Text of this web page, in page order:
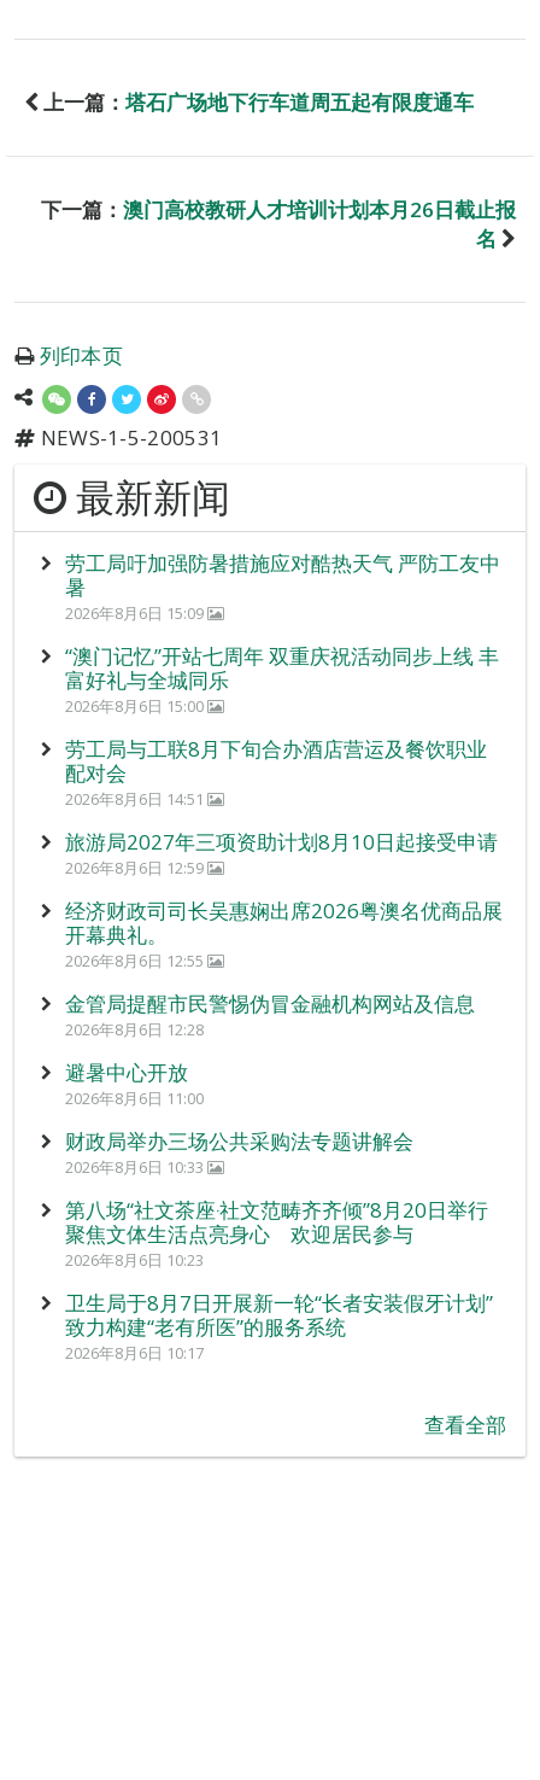
上一篇： 塔石广场地下行车道周五起有限度通车
下一篇： 澳门高校教研人才培训计划本月26日截止报
名
列印本页
NEWS-1-5-200531
最新新闻
劳工局吁加强防暑措施应对酷热天气 严防工友中
暑
2026年8月6日 15:09
“澳门记忆”开站七周年 双重庆祝活动同步上线 丰
富好礼与全城同乐
2026年8月6日 15:00
劳工局与工联8月下旬合办酒店营运及餐饮职业
配对会
2026年8月6日 14:51
旅游局2027年三项资助计划8月10日起接受申请
2026年8月6日 12:59
经济财政司司长吴惠娴出席2026粤澳名优商品展
开幕典礼。
2026年8月6日 12:55
金管局提醒市民警惕伪冒金融机构网站及信息
2026年8月6日 12:28
避暑中心开放
2026年8月6日 11:00
财政局举办三场公共采购法专题讲解会
2026年8月6日 10:33
第八场“社文茶座‧社文范畴齐齐倾”8月20日举行
聚焦文体生活点亮身心 欢迎居民参与
2026年8月6日 10:23
卫生局于8月7日开展新一轮“长者安装假牙计划”
致力构建“老有所医”的服务系统
2026年8月6日 10:17
查看全部